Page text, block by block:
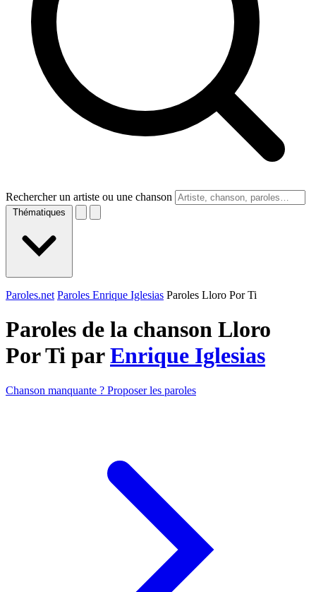
Rechercher un artiste ou une chanson
Thématiques
Paroles.net Paroles Enrique Iglesias Paroles Lloro Por Ti
Paroles de la chanson Lloro
Por Ti parEnrique Iglesias
Chanson manquante ? Proposer les paroles